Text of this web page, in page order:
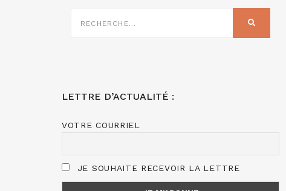
SUR
LETTRE D’ACTUALITÉ :
VOTRE COURRIEL
JE SOUHAITE RECEVOIR LA LETTRE